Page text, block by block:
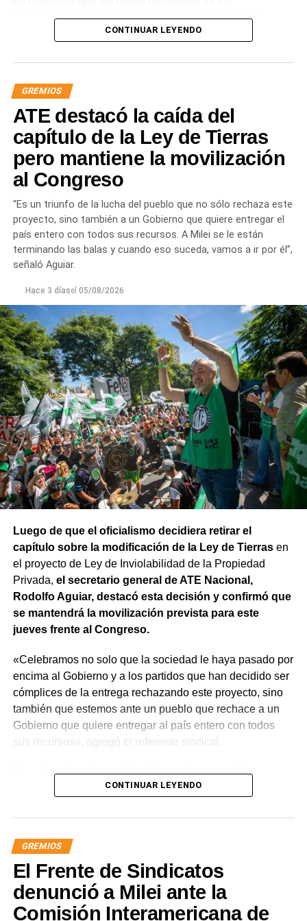
trabajadores, jubilados y los sectores populares no
encuentran respuestas, y que el gobierno es el exclusivo
mayoría de la sociedad».
«Lo demuestran las encuestas, a Milei se le están
terminando las balas. Tiene que saber que empezamos a
ir por él», sentenció Aguiar.
Las movilizaciones además se replicarán en todas las
provincias en el marco de la Jornada Nacional de
dispuesta por el sindicato estatal en reclamo por
«reapertura de paritarias y urgente recomposición salarial
y de jubilaciones; rechazo al vaciamiento de los
organismos públicos; pase a planta permanente de todas
las y los trabajadores precarizados; rechazo a las
todas las y los trabajadores despedidos; restitución de los
fondos adeudados a las provincias y FGS de la ANSES; y
rechazo a la armonización de las Cajas Previsionales
Provinciales».
CONTINUAR LEYENDO
GREMIOS
ATE destacó la caída del
capítulo de la Ley de Tierras
pero mantiene la movilización
al Congreso
“Es un triunfo de la lucha del pueblo que no sólo rechaza este
proyecto, sino también a un Gobierno que quiere entregar el
país entero con todos sus recursos. A Milei se le están
terminando las balas y cuando eso suceda, vamos a ir por él”,
señaló Aguiar.
Hace 3 díasel 05/08/2026
Luego de que el oficialismo decidiera retirar el
capítulo sobre la modificación de la Ley de Tierrasen
el proyecto de Ley de Inviolabilidad de la Propiedad
Privada, el secretario general de ATE Nacional,
Rodolfo Aguiar, destacó esta decisión y confirmó que
se mantendrá la movilización prevista para este
jueves frente al Congreso.
«Celebramos no solo que la sociedad le haya pasado por
encima al Gobierno y a los partidos que han decidido ser
cómplices de la entrega rechazando este proyecto, sino
también que estemos ante un pueblo que rechace a un
Gobierno que quiere entregar al país entero con todos
sus recursos», agregó el referente sindical.
En referencia a la movilización prevista para el jueves,
apuntó que «a Milei se le están terminando las balas y
movilizar para seguir repudiando a los senadores han
tergiversado su representación, porque debieran impulsar
y votar iniciativas para defender los intereses de nuestra
nación y no rematarla».
«Este es un avance significativo de la lucha. Quedó
demostrado que solo estando en la calle vamos a seguir
CONTINUAR LEYENDO
GREMIOS
El Frente de Sindicatos
denunció a Milei ante la
Comisión Interamericana de